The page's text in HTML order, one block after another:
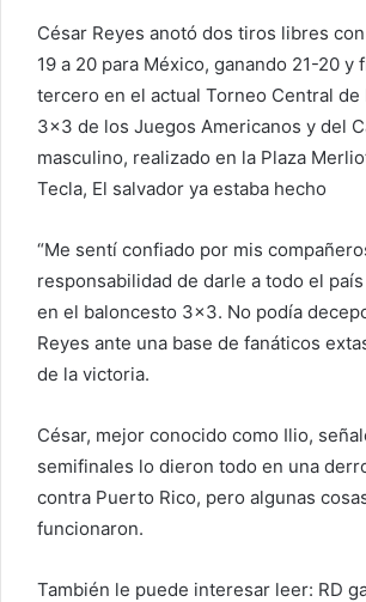
César Reyes anotó dos tiros libres
19 a 20 para México, ganando 21-20 y
tercero en el actual Torneo Central de
3×3 de los Juegos Americanos y del
masculino, realizado en la Plaza
Tecla, El salvador ya estaba hecho
“Me sentí confiado por mis
responsabilidad de darle a todo el
en el baloncesto 3×3. No podía
Reyes ante una base de fanáticos
de la victoria.
César, mejor conocido como Ilio,
semifinales lo dieron todo en una
contra Puerto Rico, pero algunas
funcionaron.
También le puede interesar leer: RD